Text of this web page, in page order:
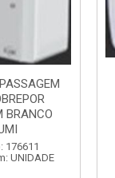
BRANCO
176611
UNIDADE